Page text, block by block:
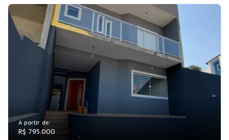
A partir de:
R$ 795.000